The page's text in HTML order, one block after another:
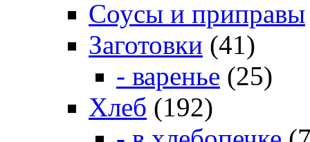
Соусы и приправы
Заготовки (41)
- варенье (25)
Хлеб (192)